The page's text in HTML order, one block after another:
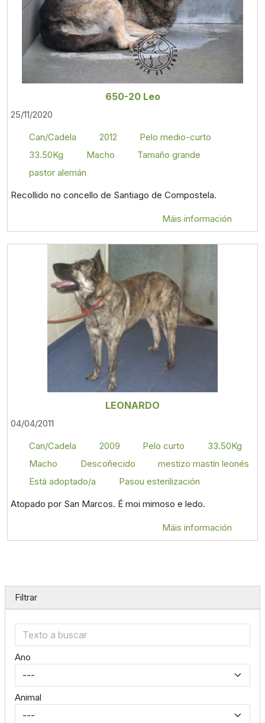
Filtrar
Ano
Animal
650-20 Leo
25/11/2020
Can/Cadela
2012
Pelo medio-curto
33.50Kg
Macho
Tamaño grande
pastor alemán
Recollido no concello de Santiago de Compostela.
Máis información
LEONARDO
04/04/2011
Can/Cadela
2009 Pelo curto
33.50Kg
Macho
Descoñecido
mestizo mastín leonés
Está adoptado/a
Pasou esterilización
Atopado por San Marcos. É moi mimoso e ledo.
Máis información